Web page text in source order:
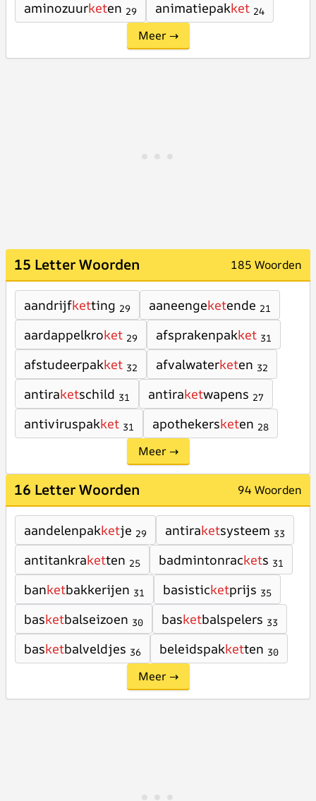
aminozuurketen 29 animatiepakket 24
Meer →
15 Letter Woorden 185 Woorden
aandrijfketting 29 aaneengeketende 21
aardappelkroket 29 afsprakenpakket 31
afstudeerpakket 32 afvalwaterketen 32
antiraketschild 31 antiraketwapens 27
antiviruspakket 31 apothekersketen 28
Meer →
16 Letter Woorden 94 Woorden
aandelenpakketje 29 antiraketsysteem 33
antitankraketten 25 badmintonrackets 31
banketbakkerijen 31 basisticketprijs 35
basketbalseizoen 30 basketbalspelers 33
basketbalveldjes 36 beleidspakketten 30
Meer →